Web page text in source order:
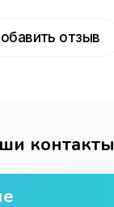
отзыв
контакты